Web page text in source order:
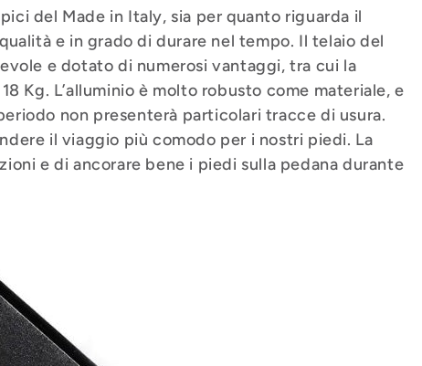
del Made in Italy, sia per quanto riguarda il
e in grado di durare nel tempo. Il telaio del
e dotato di numerosi vantaggi, tra cui la
Kg. L’alluminio è molto robusto come materiale, e
non presenterà particolari tracce di usura.
il viaggio più comodo per i nostri piedi. La
e di ancorare bene i piedi sulla pedana durante